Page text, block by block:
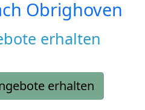
Obrighoven
erhalten
erhalten